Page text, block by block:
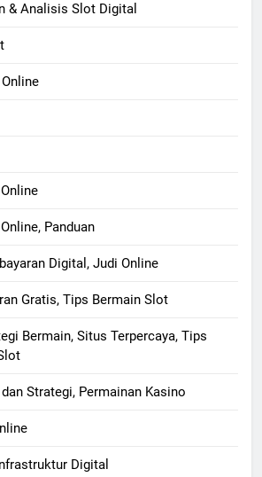
& Analisis Slot Digital
Panduan
Digital, Judi Online
Gratis, Tips Bermain Slot
Bermain, Situs Terpercaya, Tips
Strategi, Permainan Kasino
Digital